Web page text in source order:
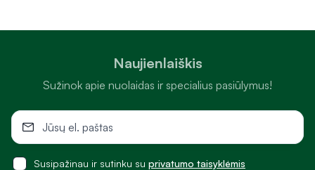
Naujienlaiškis
Sužinok apie nuolaidas ir specialius pasiūlymus!
Susipažinau ir sutinku su privatumo taisyklėmis